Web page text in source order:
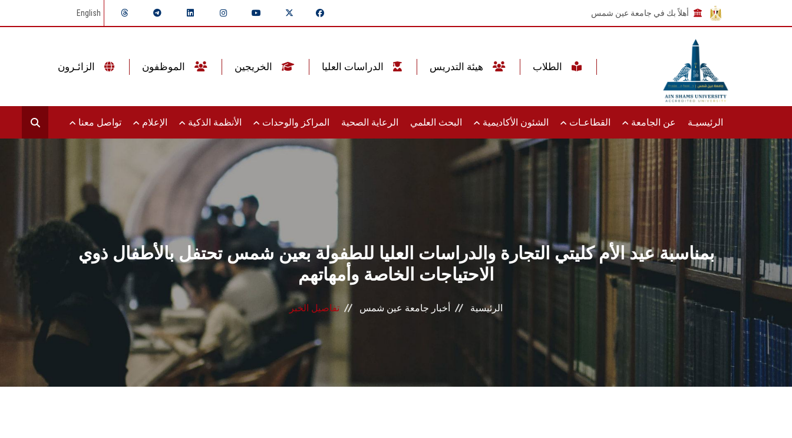
أهلاً بك في جامعة عين شمس English
الرئيسيـة عن الجامعة القطاعـات الشئون الأكاديمية البحث العلمي الرعاية الصحية المراكز والوحدات الأنظمة الذكية الإعلام تواصل معنا
بمناسبة عيد الأم كليتي التجارة والدراسات العليا للطفولة بعين شمس تحتفل بالأطفال ذوي
الاحتياجات الخاصة وأمهاتهم
الرئيسية أخبار جامعة عين شمس تفاصيل الخبر